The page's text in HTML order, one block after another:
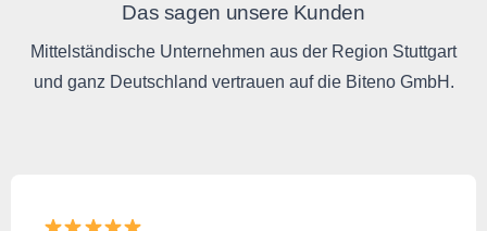
Das sagen unsere Kunden
Mittelständische Unternehmen aus der Region Stuttgart
und ganz Deutschland vertrauen auf die Biteno GmbH.